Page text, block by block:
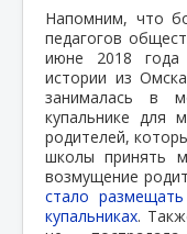
Напомним, что
педагогов
июне 2018 года
истории из
занималась в
купальнике для
родителей,
школы принять
возмущение
стало
купальниках.